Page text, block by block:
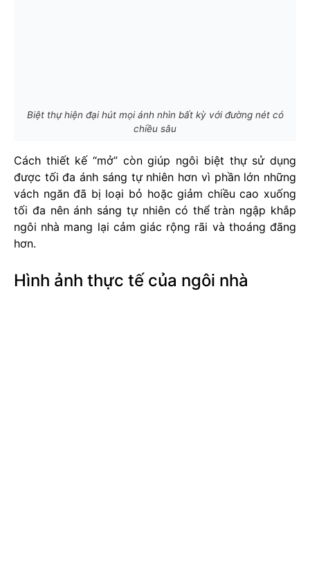
Biệt thự hiện đại hút mọi ánh nhìn bất kỳ với đường nét có
chiều sâu
Cách thiết kế “mở” còn giúp ngôi biệt thự sử dụng
được tối đa ánh sáng tự nhiên hơn vì phần lớn những
vách ngăn đã bị loại bỏ hoặc giảm chiều cao xuống
tối đa nên ánh sáng tự nhiên có thể tràn ngập khắp
ngôi nhà mang lại cảm giác rộng rãi và thoáng đãng
hơn.
Hình ảnh thực tế của ngôi nhà